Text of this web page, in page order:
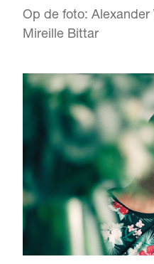
Op de foto: Alexander
Mireille Bittar